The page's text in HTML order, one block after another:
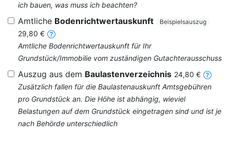
ich bauen, was muss ich beachten?
Amtliche Bodenrichtwertauskunft Beispielsauszug
29,80 €
Amtliche Bodenrichtwertauskunft für Ihr
Grundstück/Immobilie vom zuständigen Gutachterausschuss
Auszug aus dem Baulastenverzeichnis 24,80 €
Zusätzlich fallen für die Baulastenauskunft Amtsgebühren
pro Grundstück an. Die Höhe ist abhängig, wieviel
Belastungen auf dem Grundstück eingetragen sind und ist je
nach Behörde unterschiedlich